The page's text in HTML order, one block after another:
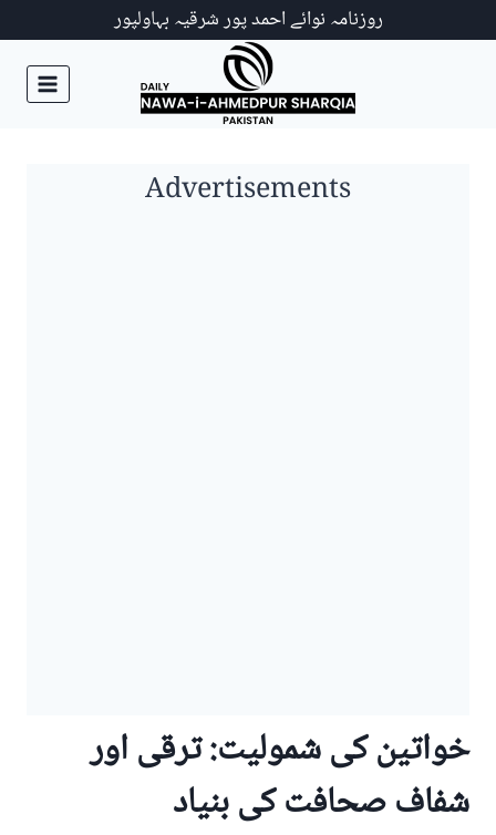
روزنامہ نوائے احمد پور شرقیہ بہاولپور
Advertisements
خواتین کی شمولیت: ترقی اور
شفاف صحافت کی بنیاد